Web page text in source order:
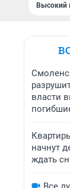
Высокий
власти
начнут
ждать